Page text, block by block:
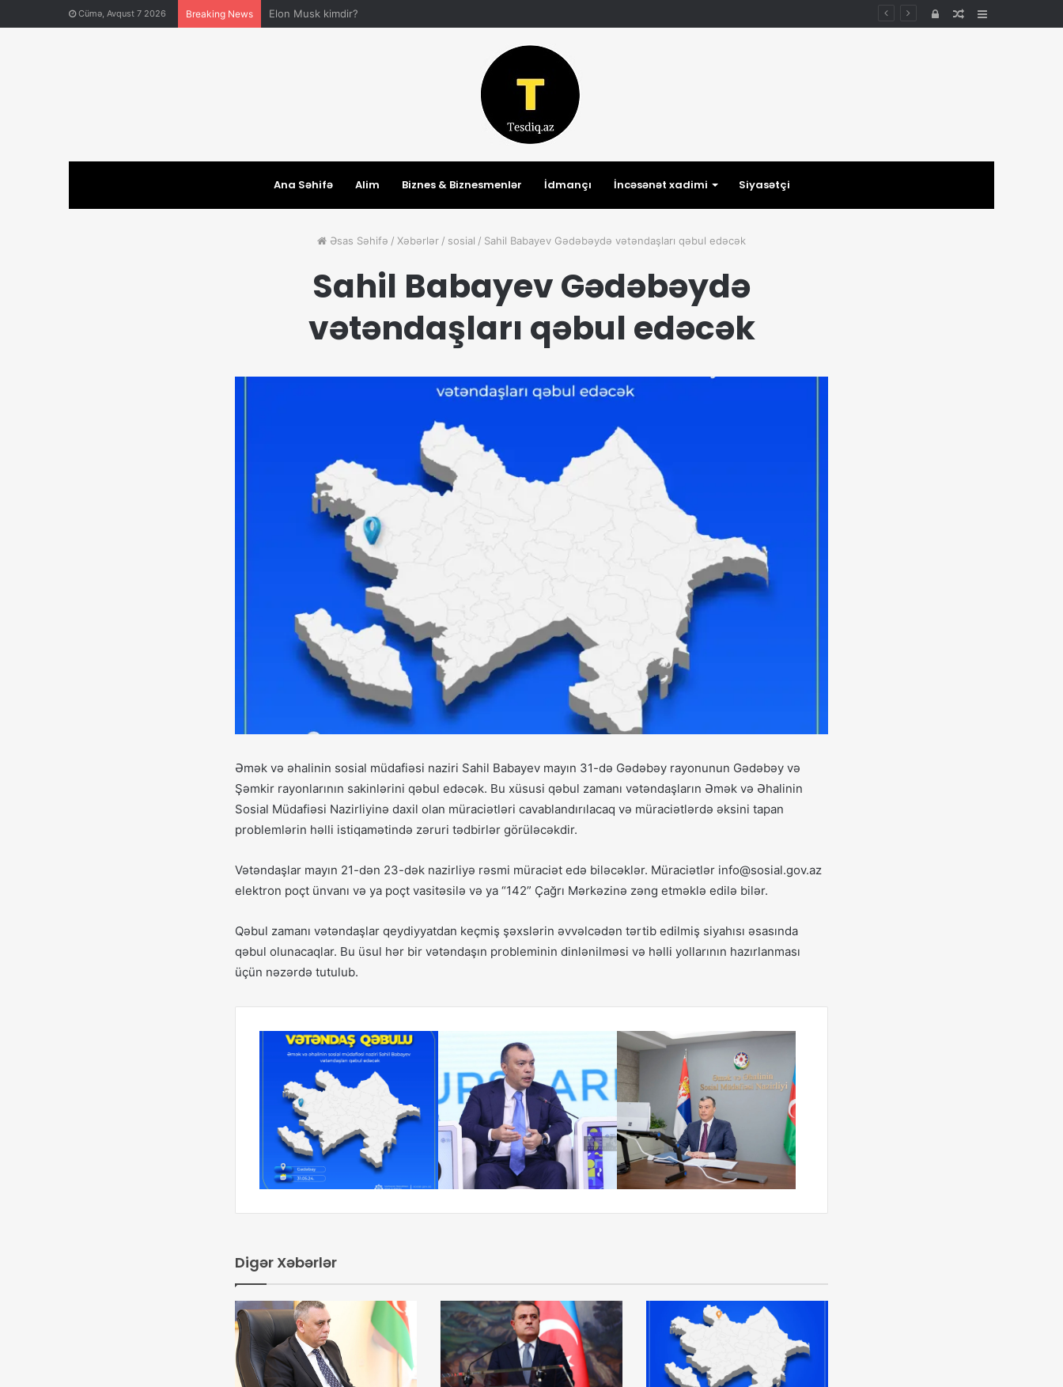
Cümə, Avqust 7 2026 Breaking News Anar Əliyev Kimdir? Sidebar
Random
Daxil
Ana Səhifə Alim Biznes & Biznesmenlər İdmançı İncəsənət xadimi Siyasətçi
Əsas Səhifə / Xəbərlər / sosial / Sahil Babayev Gədəbəydə vətəndaşları qəbul edəcək
Sahil Babayev Gədəbəydə
vətəndaşları qəbul edəcək
Əmək və əhalinin sosial müdafiəsi naziri Sahil Babayev mayın 31-də Gədəbəy rayonunun Gədəbəy və
Şəmkir rayonlarının sakinlərini qəbul edəcək. Bu xüsusi qəbul zamanı vətəndaşların Əmək və Əhalinin
Sosial Müdafiəsi Nazirliyinə daxil olan müraciətləri cavablandırılacaq və müraciətlərdə əksini tapan
problemlərin həlli istiqamətində zəruri tədbirlər görüləcəkdir.
Vətəndaşlar mayın 21-dən 23-dək nazirliyə rəsmi müraciət edə biləcəklər. Müraciətlər info@sosial.gov.az
elektron poçt ünvanı və ya poçt vasitəsilə və ya “142” Çağrı Mərkəzinə zəng etməklə edilə bilər.
Qəbul zamanı vətəndaşlar qeydiyyatdan keçmiş şəxslərin əvvəlcədən tərtib edilmiş siyahısı əsasında
qəbul olunacaqlar. Bu üsul hər bir vətəndaşın probleminin dinlənilməsi və həlli yollarının hazırlanması
üçün nəzərdə tutulub.
Digər Xəbərlər